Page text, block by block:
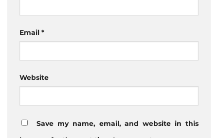
Email *
Website
Save my name, email, and website in this